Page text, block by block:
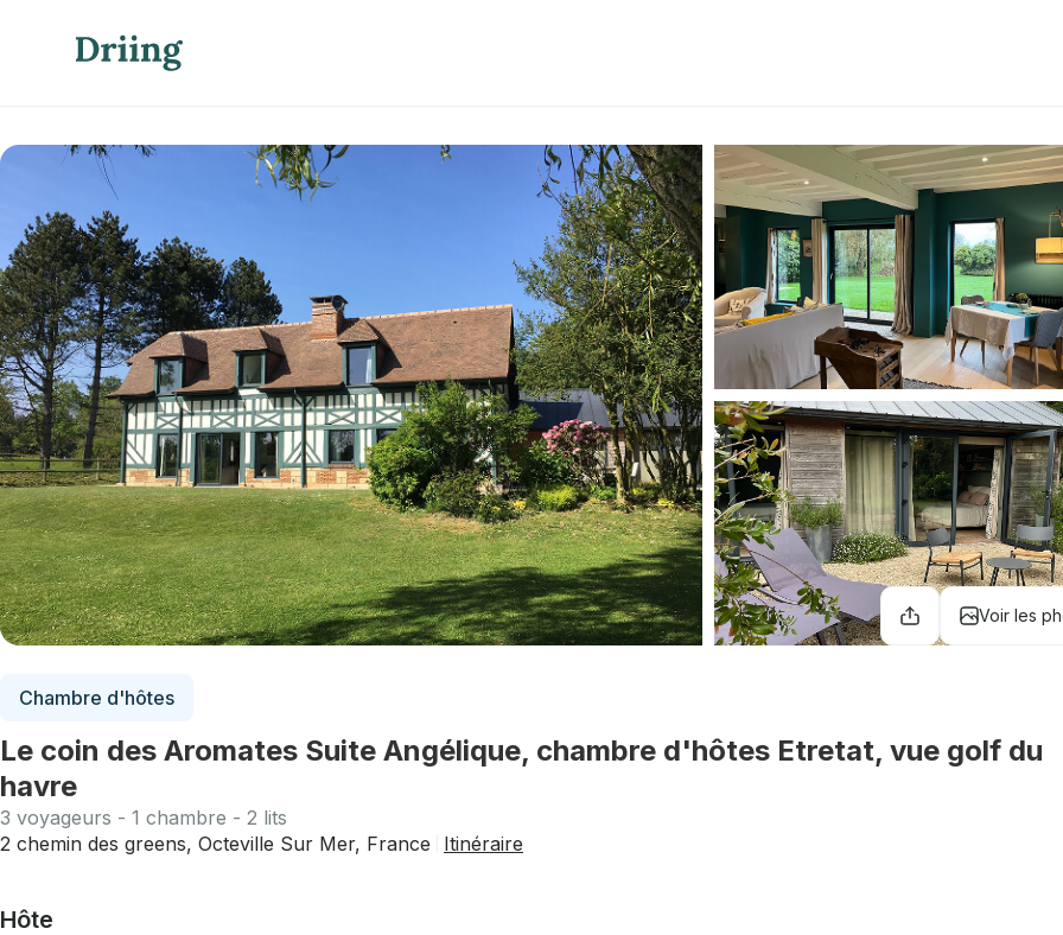
Voir les
Chambre d'hôtes
Le coin des Aromates Suite Angélique, chambre d'hôtes Etretat, vue golf du
havre
3 voyageurs - 1 chambre - 2 lits
2 chemin des greens, Octeville Sur Mer, France
Itinéraire
Hôte